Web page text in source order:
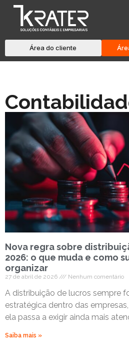
Área do cliente
Nova regra sobre
2026: o que muda e como
organizar
27 de abril de 2026 Nenhum comentário
A distribuição de lucros sempre
estratégica dentro das
ela passa a exigir ainda mais
Saiba mais »